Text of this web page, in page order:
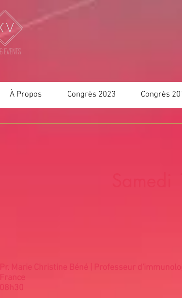
À Propos Congrès 2023 Congrès
Pr. Marie Christine Béné | Professeur
France
08h30